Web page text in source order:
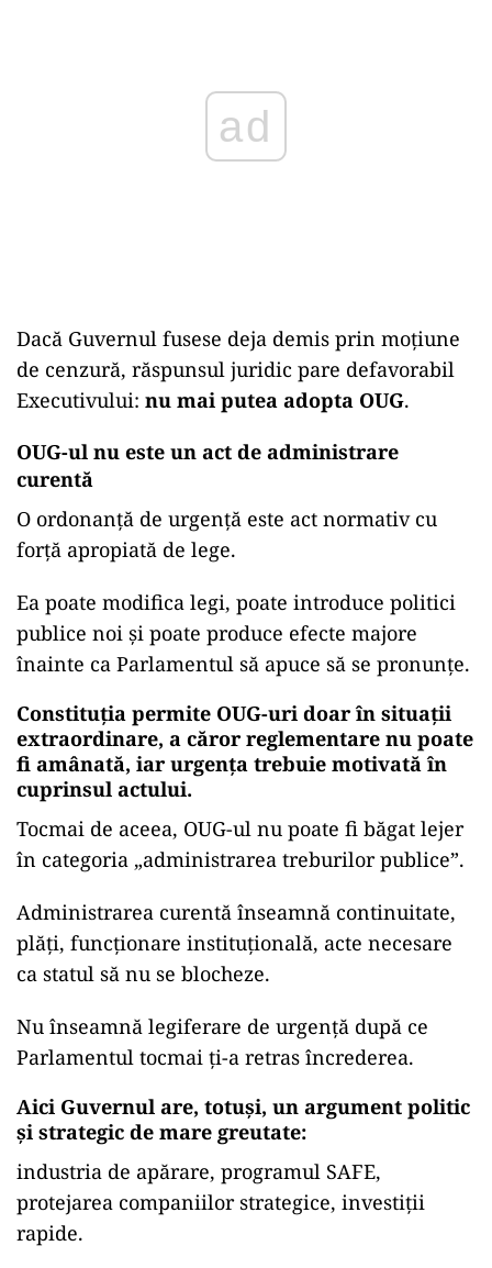
ad
Dacă Guvernul fusese deja demis prin moțiune
de cenzură, răspunsul juridic pare defavorabil
Executivului: nu mai putea adopta OUG.
OUG-ul nu este un act de administrare
curentă
O ordonanță de urgență este act normativ cu
forță apropiată de lege.
Ea poate modifica legi, poate introduce politici
publice noi și poate produce efecte majore
înainte ca Parlamentul să apuce să se pronunțe.
Constituția permite OUG-uri doar în situații
extraordinare, a căror reglementare nu poate
fi amânată, iar urgența trebuie motivată în
cuprinsul actului.
Tocmai de aceea, OUG-ul nu poate fi băgat lejer
în categoria „administrarea treburilor publice”.
Administrarea curentă înseamnă continuitate,
plăți, funcționare instituțională, acte necesare
ca statul să nu se blocheze.
Nu înseamnă legiferare de urgență după ce
Parlamentul tocmai ți-a retras încrederea.
Aici Guvernul are, totuși, un argument politic
și strategic de mare greutate:
industria de apărare, programul SAFE,
protejarea companiilor strategice, investiții
rapide.